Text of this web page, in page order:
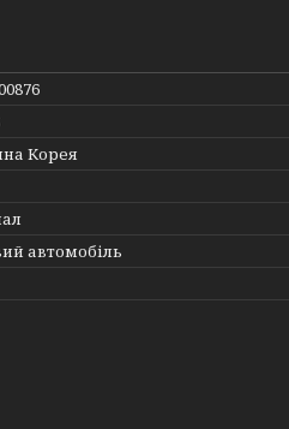
Корея
автомобіль